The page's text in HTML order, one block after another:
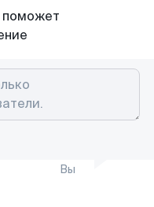
поможет
Вы